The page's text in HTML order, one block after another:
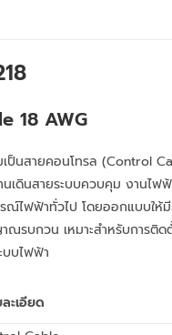
18 AWG
นสายคอนโทรล (Control
นเดินสายระบบควบคุม งานไฟ
ณ์ไฟฟ้าทั่วไป โดยออกแบบให้
รบกวน เหมาะสำหรับการติด
บบไฟฟ้า
ะเอียด